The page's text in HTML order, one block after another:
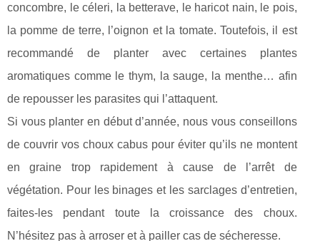
concombre, le céleri, la betterave, le haricot nain, le pois,
la pomme de terre, l’oignon et la tomate. Toutefois, il est
recommandé de planter avec certaines plantes
aromatiques comme le thym, la sauge, la menthe… afin
de repousser les parasites qui l’attaquent.
Si vous planter en début d’année, nous vous conseillons
de couvrir vos choux cabus pour éviter qu’ils ne montent
en graine trop rapidement à cause de l’arrêt de
végétation. Pour les binages et les sarclages d’entretien,
faites-les pendant toute la croissance des choux.
N’hésitez pas à arroser et à pailler cas de sécheresse.